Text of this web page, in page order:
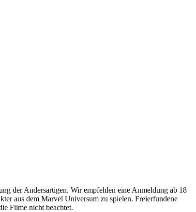
der Andersartigen. Wir empfehlen eine Anmeldung ab 18
aus dem Marvel Universum zu spielen. Freierfundene
Filme nicht beachtet.